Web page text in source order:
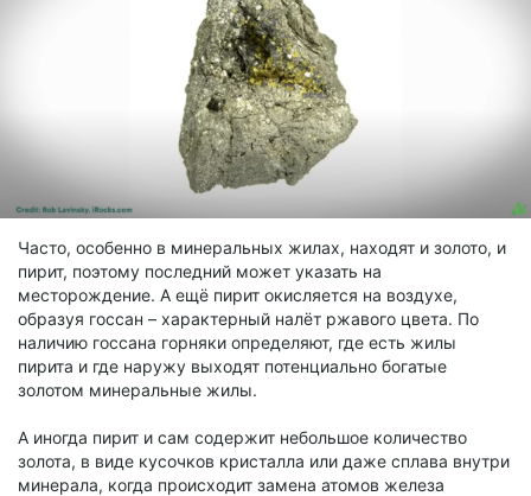
Часто, особенно в минеральных жилах, находят и золото, и
пирит, поэтому последний может указать на
месторождение. А ещё пирит окисляется на воздухе,
образуя госсан – характерный налёт ржавого цвета. По
наличию госсана горняки определяют, где есть жилы
пирита и где наружу выходят потенциально богатые
золотом минеральные жилы.
А иногда пирит и сам содержит небольшое количество
золота, в виде кусочков кристалла или даже сплава внутри
минерала, когда происходит замена атомов железа